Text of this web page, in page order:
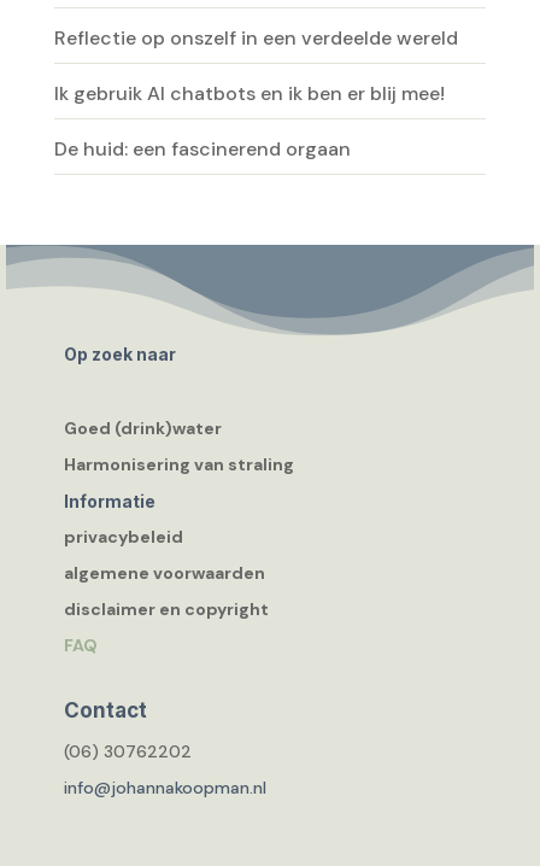
Reflectie op onszelf in een verdeelde wereld
Ik gebruik AI chatbots en ik ben er blij mee!
De huid: een fascinerend orgaan
Op zoek naar
Goed (drink)water
Harmonisering van straling
Informatie
privacybeleid
algemene voorwaarden
disclaimer en copyright
FAQ
Contact
(06) 30762202
info@johannakoopman.nl